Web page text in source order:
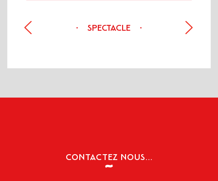
- SPECTACLE -
CONTACTEZ NOUS...